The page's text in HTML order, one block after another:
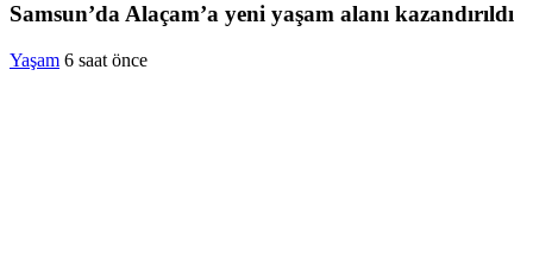
Samsun’da Alaçam’a yeni yaşam alanı kazandırıldı
Yaşam 6 saat önce